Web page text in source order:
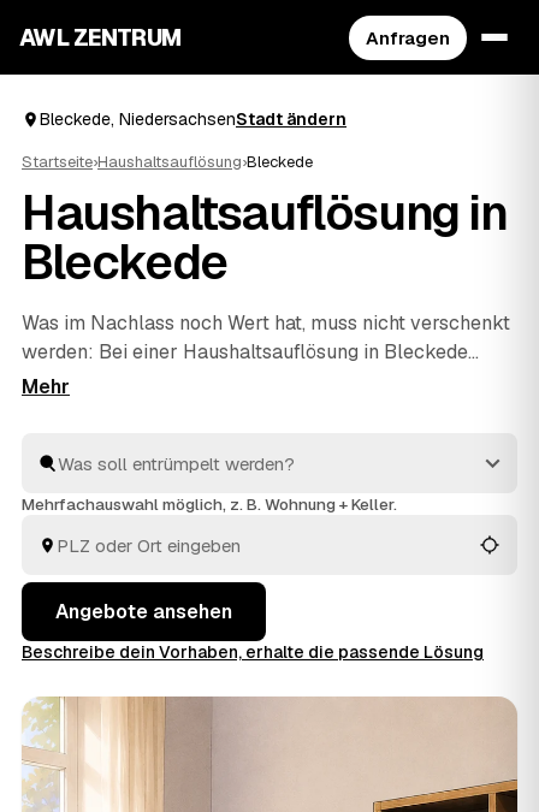
AWL ZENTRUM Anfragen
Bleckede, NiedersachsenStadt ändern
Startseite›Haushaltsauflösung›Bleckede
Haushaltsauflösung in
Bleckede
Was im Nachlass noch Wert hat, muss nicht verschenkt
werden: Bei einer Haushaltsauflösung in Bleckede
rechnen geprüfte Anbieter verwertbare Möbel,
dafür mehrere Festpreis-Angebote zum Vergleichen.
Die Profis räumen den ganzen Hausstand, behandeln
fachgerecht. So holen Sie in Niedersachsen das faire
Angebot heraus, statt sich auf den erstbesten Betrieb
zu verlassen.
Mehrfachauswahl möglich, z. B. Wohnung + Keller.
Angebote ansehen
Beschreibe dein Vorhaben, erhalte die passende Lösung